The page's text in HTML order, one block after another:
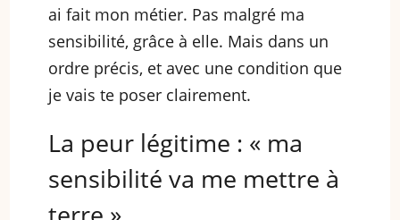
ai fait mon métier. Pas malgré ma
sensibilité, grâce à elle. Mais dans un
ordre précis, et avec une condition que
je vais te poser clairement.
La peur légitime : « ma
sensibilité va me mettre à